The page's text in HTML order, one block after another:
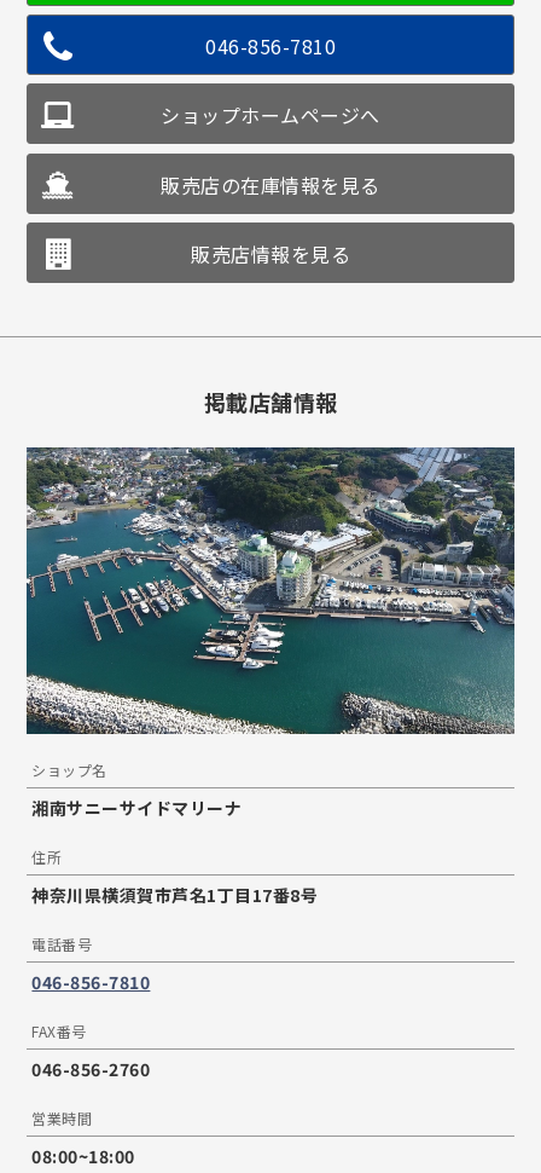
046-856-7810
ショップホームページへ
販売店の在庫情報を見る
販売店情報を見る
掲載店舗情報
ショップ名
湘南サニーサイドマリーナ
住所
神奈川県横須賀市芦名1丁目17番8号
電話番号
046-856-7810
FAX番号
046-856-2760
営業時間
08:00~18:00